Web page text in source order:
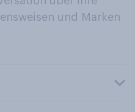
und Marken